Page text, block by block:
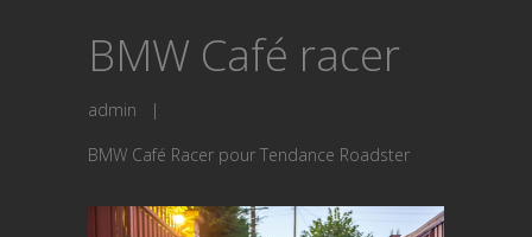
BMW Café racer
admin |
BMW Café Racer pour Tendance Roadster